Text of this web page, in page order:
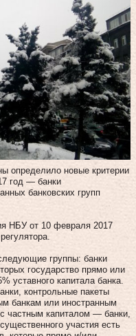
определило новые критерии
год — банки
банковских групп
НБУ от 10 февраля 2017
группы: банки
государство прямо или
уставного капитала банка.
контрольные пакеты
банкам или иностранным
частным капиталом — банки,
участия есть